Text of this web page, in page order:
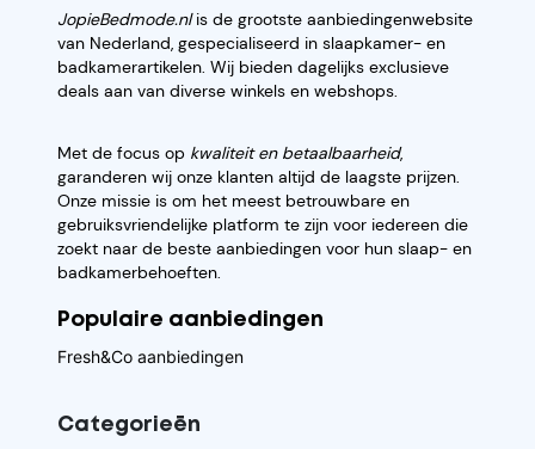
JopieBedmode.nlis de grootste aanbiedingenwebsite
van Nederland, gespecialiseerd in slaapkamer- en
badkamerartikelen. Wij bieden dagelijks exclusieve
deals aan van diverse winkels en webshops.
Met de focus op kwaliteit en betaalbaarheid,
garanderen wij onze klanten altijd de laagste prijzen.
Onze missie is om het meest betrouwbare en
gebruiksvriendelijke platform te zijn voor iedereen die
zoekt naar de beste aanbiedingen voor hun slaap- en
badkamerbehoeften.
Populaire aanbiedingen
Fresh&Co aanbiedingen
Categorieēn